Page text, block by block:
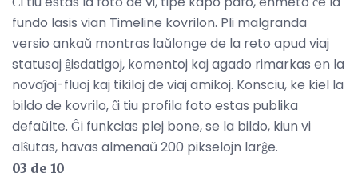
fundo lasis vian Timeline kovrilon. Pli malgranda
versio ankaŭ montras laŭlonge de la reto apud viaj
statusaj ĝisdatigoj, komentoj kaj agado rimarkas en la
novaĵoj-fluoj kaj tikiloj de viaj amikoj. Konsciu, ke kiel la
bildo de kovrilo, ĉi tiu profila foto estas publika
defaŭlte. Ĝi funkcias plej bone, se la bildo, kiun vi
alŝutas, havas almenaŭ 200 pikselojn larĝe.
03 de 10